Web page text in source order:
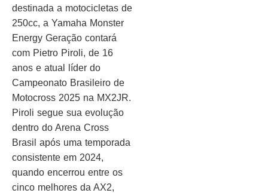
destinada a motocicletas de
250cc, a Yamaha Monster
Energy Geração contará
com Pietro Piroli, de 16
anos e atual líder do
Campeonato Brasileiro de
Motocross 2025 na MX2JR.
Piroli segue sua evolução
dentro do Arena Cross
Brasil após uma temporada
consistente em 2024,
quando encerrou entre os
cinco melhores da AX2,